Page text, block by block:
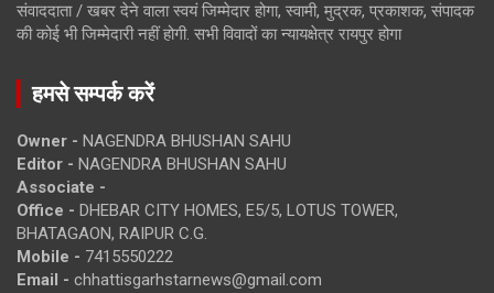
संवाददाता / खबर देने वाला स्वयं जिम्मेदार होगा, स्वामी, मुद्रक, प्रकाशक, संपादक
की कोई भी जिम्मेदारी नहीं होगी. सभी विवादों का न्यायक्षेत्र रायपुर होगा
हमसे सम्पर्क करें
Owner - NAGENDRA BHUSHAN SAHU
Editor - NAGENDRA BHUSHAN SAHU
Associate -
Office - DHEBAR CITY HOMES, E5/5, LOTUS TOWER,
BHATAGAON, RAIPUR C.G.
Mobile - 7415550222
Email - chhattisgarhstarnews@gmail.com